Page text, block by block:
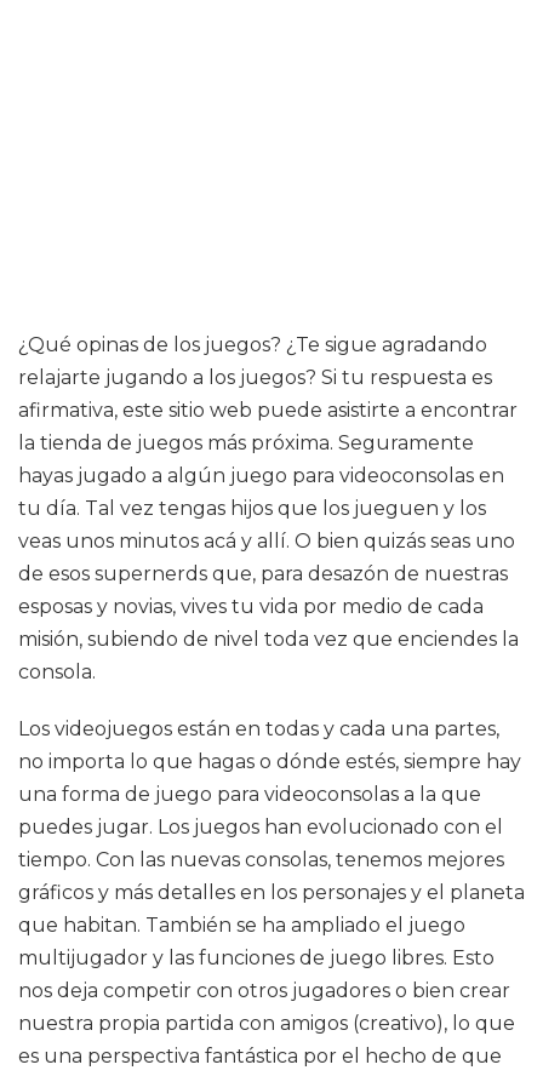
¿Qué opinas de los juegos? ¿Te sigue agradando
relajarte jugando a los juegos? Si tu respuesta es
afirmativa, este sitio web puede asistirte a encontrar
la tienda de juegos más próxima. Seguramente
hayas jugado a algún juego para videoconsolas en
tu día. Tal vez tengas hijos que los jueguen y los
veas unos minutos acá y allí. O bien quizás seas uno
de esos supernerds que, para desazón de nuestras
esposas y novias, vives tu vida por medio de cada
misión, subiendo de nivel toda vez que enciendes la
consola.
Los videojuegos están en todas y cada una partes,
no importa lo que hagas o dónde estés, siempre hay
una forma de juego para videoconsolas a la que
puedes jugar. Los juegos han evolucionado con el
tiempo. Con las nuevas consolas, tenemos mejores
gráficos y más detalles en los personajes y el planeta
que habitan. También se ha ampliado el juego
multijugador y las funciones de juego libres. Esto
nos deja competir con otros jugadores o bien crear
nuestra propia partida con amigos (creativo), lo que
es una perspectiva fantástica por el hecho de que